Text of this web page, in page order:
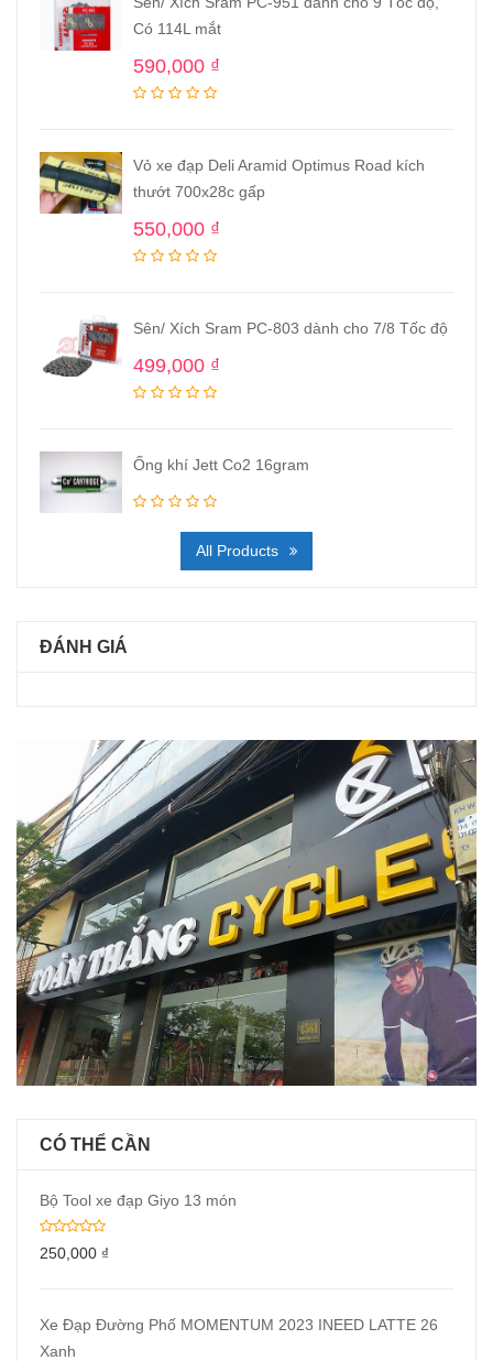
Có 114L mắt
590,000 ₫
Vỏ xe đạp Deli Aramid Optimus Road kích
thướt 700x28c gấp
550,000 ₫
Sên/ Xích Sram PC-803 dành cho 7/8 Tốc độ
499,000 ₫
Ống khí Jett Co2 16gram
All Products
ĐÁNH GIÁ
CÓ THỂ CẦN
Bộ Tool xe đạp Giyo 13 món
250,000 ₫
Xe Đạp Đường Phố MOMENTUM 2023 INEED LATTE 26
Xanh